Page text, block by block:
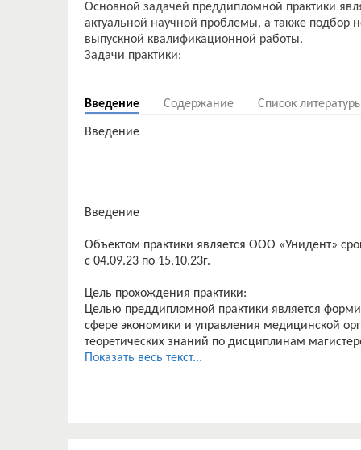
Основной задачей преддипломной практики
актуальной научной проблемы, а также
выпускной квалификационной работы.
Задачи практики:
Введение Содержание Список
Введение
Введение
Объектом практики является ООО «Унидент»
с 04.09.23 по 15.10.23г.
Цель прохождения практики:
Целью преддипломной практики является
сфере экономики и управления медицинской
теоретических знаний по дисциплинам
инструментарием науки для поиска и
Показать весь текст...